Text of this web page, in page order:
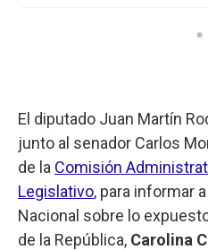
El diputado Juan Martín
junto al senador Carlos
de la Comisión
Legislativo, para informar
Nacional sobre lo
de la República, Carolina